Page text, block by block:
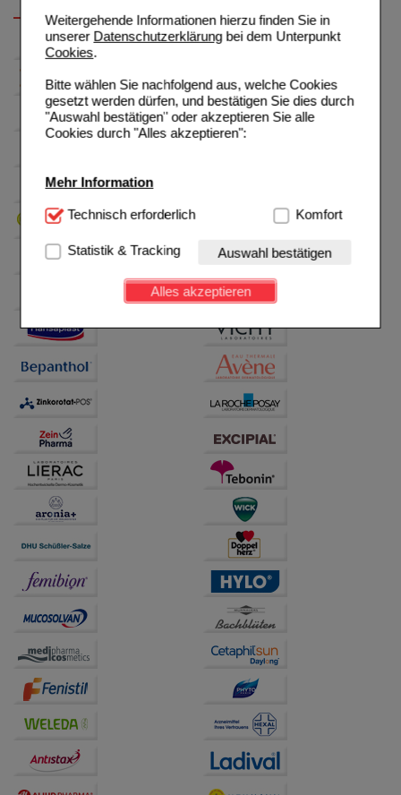
Weitergehende Informationen hierzu finden Sie in
unserer Datenschutzerklärungbei dem Unterpunkt
Cookies.
Bitte wählen Sie nachfolgend aus, welche Cookies
gesetzt werden dürfen, und bestätigen Sie dies durch
"Auswahl bestätigen" oder akzeptieren Sie alle
Cookies durch "Alles akzeptieren":
Mehr Information
Technisch Notwendig:Hierbei handelt es sich um
Website notwendig sind (z.B. Navigation, Warenkorb,
Kundenkonto), weshalb auf diese nicht verzichtet
werden kann.
Einkaufserlebnis noch ansprechender zu gestalten,
beispielsweise für die Wiedererkennung des
Besuchers oder unsere Seite an bevorzugte
Verhaltensweisen (z.B. Spracheinstellung)
anzupassen. Komfort-Cookies ermöglichen es uns
auch auf Ihre Bedürfnisse zugeschrittene Inhalte
betreiben.
Statistik & Tracking:
Hierüber lassen sich
Informationen über die Art und Weise der Nutzung
unserer Website sammeln, mit deren Hilfe wir unsere
Website weiter für Sie optimieren können, den Inhalt
auf unserer Website aber auch die Werbung auf
Drittseiten möglichst relevant für Sie zu gestalten.
Bitte beachten Sie, dass Daten hierfür teilweise an
Dritte wie z.B. Google oder soziale Medien
Technisch erforderlich Komfort
Statistik & Tracking Auswahl bestätigen
Alles akzeptieren